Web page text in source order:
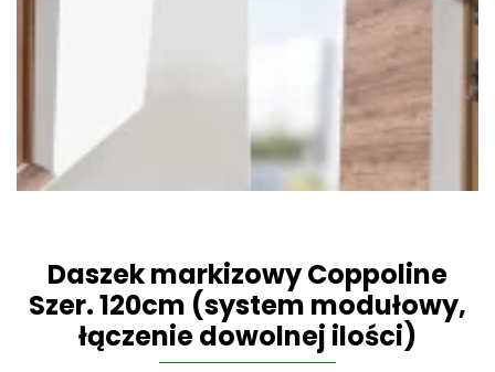
Daszek markizowy Coppoline
Szer. 120cm (system modułowy,
łączenie dowolnej ilości)